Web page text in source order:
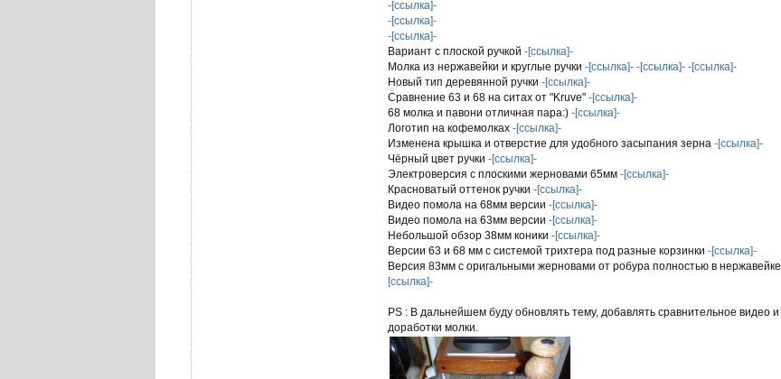
-[ссылка]-
-[ссылка]-
-[ссылка]-
Вариант с плоской ручкой -[ссылка]-
Молка из нержавейки и круглые ручки -[ссылка]- -[ссылка]- -[ссылка]-
Новый тип деревянной ручки -[ссылка]-
Сравнение 63 и 68 на ситах от "Kruve" -[ссылка]-
68 молка и павони отличная пара:) -[ссылка]-
Логотип на кофемолках -[ссылка]-
Изменена крышка и отверстие для удобного засыпания зерна -[ссылка]-
Чёрный цвет ручки -[ссылка]-
Электроверсия с плоскими жерновами 65мм -[ссылка]-
Красноватый оттенок ручки -[ссылка]-
Видео помола на 68мм версии -[ссылка]-
Видео помола на 63мм версии -[ссылка]-
Небольшой обзор 38мм коники -[ссылка]-
Версии 63 и 68 мм с системой трихтера под разные корзинки -[ссылка]-
Версия 83мм с оригальными жерновами от робура полностью в нержавейке
[ссылка]-
PS : В дальнейшем буду обновлять тему, добавлять сравнительное видео и
доработки молки.